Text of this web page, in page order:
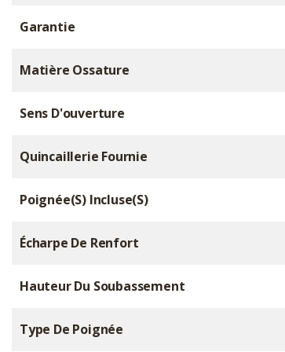
Garantie
Matière Ossature
Sens D'ouverture
Quincaillerie Fournie
Poignée(s) Incluse(s)
Écharpe De Renfort
Hauteur Du Soubassement
Type De Poignée